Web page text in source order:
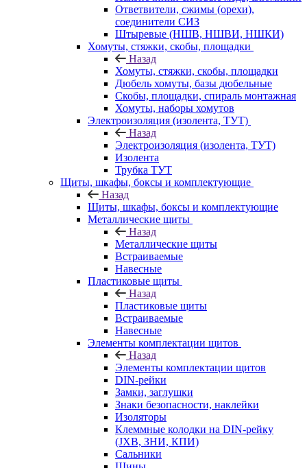
Ответвители, сжимы (орехи),
соединители СИЗ
Штыревые (НШВ, НШВИ, НШКИ)
Хомуты, стяжки, скобы, площадки
Назад
Хомуты, стяжки, скобы, площадки
Дюбель хомуты, базы дюбельные
Скобы, площадки, спираль монтажная
Хомуты, наборы хомутов
Электроизоляция (изолента, ТУТ)
Назад
Электроизоляция (изолента, ТУТ)
Изолента
Трубка ТУТ
Щиты, шкафы, боксы и комплектующие
Назад
Щиты, шкафы, боксы и комплектующие
Металлические щиты
Назад
Металлические щиты
Встраиваемые
Навесные
Пластиковые щиты
Назад
Пластиковые щиты
Встраиваемые
Навесные
Элементы комплектации щитов
Назад
Элементы комплектации щитов
DIN-рейки
Замки, заглушки
Знаки безопасности, наклейки
Изоляторы
Клеммные колодки на DIN-рейку
(JXB, ЗНИ, КПИ)
Сальники